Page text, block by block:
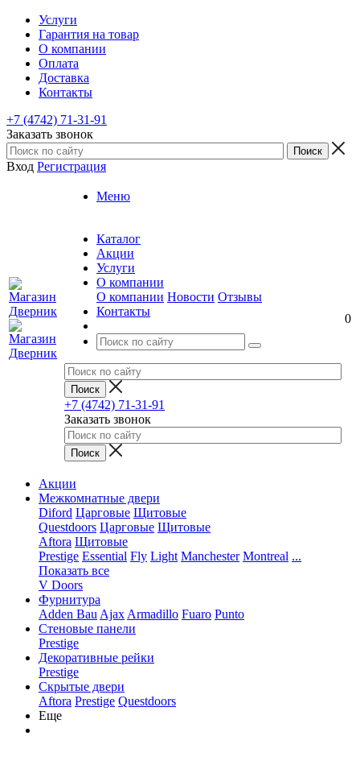
Услуги
Гарантия на товар
О компании
Оплата
Доставка
Контакты
+7 (4742) 71-31-91
Заказать звонок
Вход Регистрация
Меню
Каталог
Акции
Услуги
О компании
О компании Новости Отзывы
Контакты
+7 (4742) 71-31-91
Заказать звонок
0
Акции
Межкомнатные двери
Diford Царговые Щитовые
Questdoors Царговые Щитовые
Aftora Щитовые
Prestige Essential Fly Light Manchester Montreal ...
Показать все
V Doors
Фурнитура
Adden Bau Ajax Armadillo Fuaro Punto
Стеновые панели
Prestige
Декоративные рейки
Prestige
Скрытые двери
Aftora Prestige Questdoors
Еще